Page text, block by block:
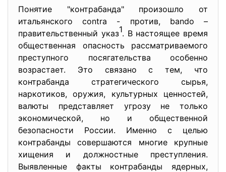
Понятие "контрабанда" произошло от
итальянского contra - против, bando –
правительственный указ1. В настоящее время
общественная опасность рассматриваемого
преступного посягательства особенно
возрастает. Это связано с тем, что
контрабанда стратегического сырья,
наркотиков, оружия, культурных ценностей,
валюты представляет угрозу не только
экономической, но и общественной
безопасности России. Именно с целью
контрабанды совершаются многие крупные
хищения и должностные преступления.
Выявленные факты контрабанды ядерных,